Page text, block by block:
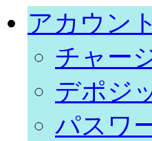
アカウン
チャー
デポジ
パスワ